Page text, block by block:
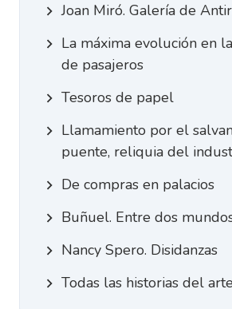
Joan Miró. Galería de
La máxima evolución en
de pasajeros
Tesoros de papel
Llamamiento por el
puente, reliquia del
De compras en palacios
Buñuel. Entre dos
Nancy Spero. Disidanzas
Todas las historias del arte